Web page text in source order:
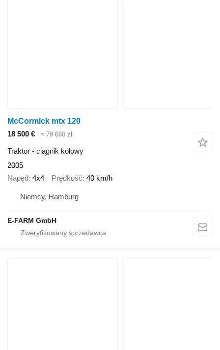
McCormick mtx 120
18 500 €
≈ 79 660 zł
Traktor - ciągnik kołowy
2005
Napęd 4x4 Prędkość 40 km/h
Niemcy, Hamburg
E-FARM GmbH